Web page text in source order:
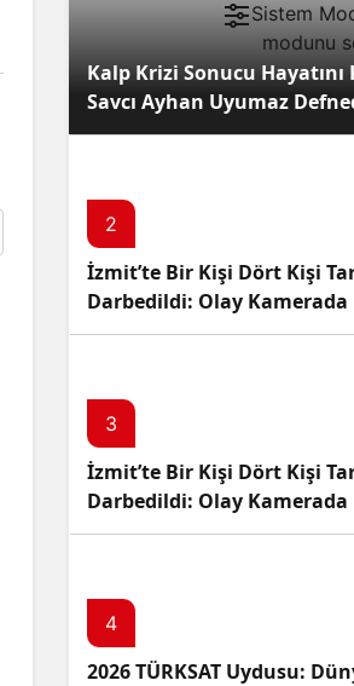
Sistem
modunu
Kalp Krizi Sonucu Hayatını
Savcı Ayhan Uyumaz
2
İzmit’te Bir Kişi Dört Kişi
Darbedildi: Olay Kamerada
3
İzmit’te Bir Kişi Dört Kişi
Darbedildi: Olay Kamerada
4
2026 TÜRKSAT Uydusu: